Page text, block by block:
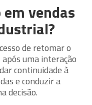
vendas
de retomar o
uma interação
continuidade à
e conduzir a
decisão.